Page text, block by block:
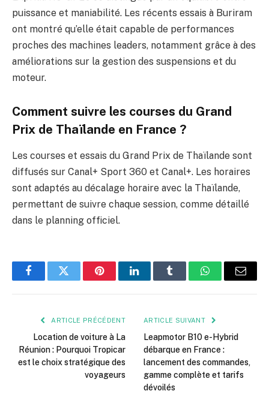
puissance et maniabilité. Les récents essais à Buriram
ont montré qu’elle était capable de performances
proches des machines leaders, notamment grâce à des
améliorations sur la gestion des suspensions et du
moteur.
Comment suivre les courses du Grand
Prix de Thaïlande en France ?
Les courses et essais du Grand Prix de Thaïlande sont
diffusés sur Canal+ Sport 360 et Canal+. Les horaires
sont adaptés au décalage horaire avec la Thaïlande,
permettant de suivre chaque session, comme détaillé
dans le planning officiel.
FacebookTwitter PinterestLinkedInTumblr WhatsApp
E-
ARTICLE PRÉCÉDENT
Location de voiture à La
Réunion : Pourquoi Tropicar
est le choix stratégique des
voyageurs
ARTICLE SUIVANT
Leapmotor B10 e-Hybrid
débarque en France :
lancement des commandes,
gamme complète et tarifs
dévoilés